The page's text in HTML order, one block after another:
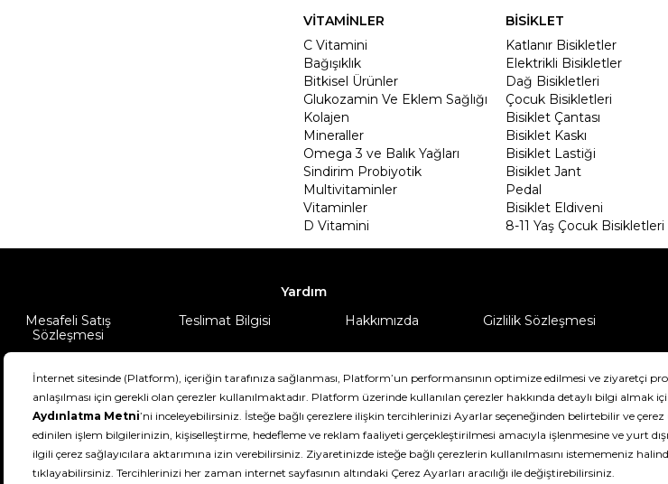
VİTAMİNLER
C Vitamini
Bağışıklık
Bitkisel Ürünler
Glukozamin Ve Eklem Sağlığı
Kolajen
Mineraller
Omega 3 ve Balık Yağları
Sindirim Probiyotik
Multivitaminler
Vitaminler
D Vitamini
BİSİKLET
Katlanır Bisikletler
Elektrikli Bisikletler
Dağ Bisikletleri
Çocuk Bisikletleri
Bisiklet Çantası
Bisiklet Kaskı
Bisiklet Lastiği
Bisiklet Jant
Pedal
Bisiklet Eldiveni
8-11 Yaş Çocuk Bisikletleri
Yardım
Mesafeli Satış
Sözleşmesi
Teslimat Bilgisi Hakkımızda Gizlilik Sözleşmesi
DeFactoFIT ©️ 2022-2026. Tüm hakları saklıdır.